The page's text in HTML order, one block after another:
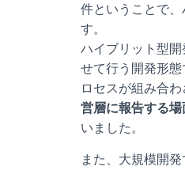
件ということで
す。
ハイブリット型
せて行う開発形
ロセスが組み合わ
営層に報告する
いました。
また、大規模開